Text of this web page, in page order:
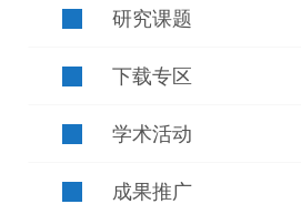
研究课题
下载专区
学术活动
成果推广